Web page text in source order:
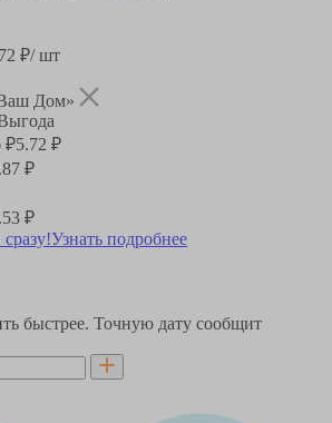
₽/ шт
Дом»
₽5.72 ₽
₽
₽
Узнать подробнее
быстрее. Точную дату сообщит